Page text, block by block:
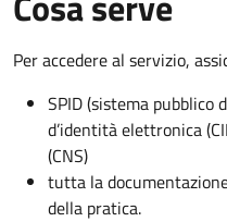
Per accedere al servizio,
SPID (sistema
d’identità elettronica
(CNS)
tutta la
della pratica.